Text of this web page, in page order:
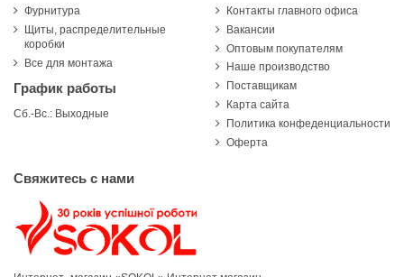
Фурнитура
Щиты, распределительные
коробки
Все для монтажа
График работы
Сб.-Вс.: Выходные
Контакты главного офиса
Вакансии
Оптовым покупателям
Наше производство
Поставщикам
Карта сайта
Политика конфеденциальности
Оферта
Свяжитесь с нами